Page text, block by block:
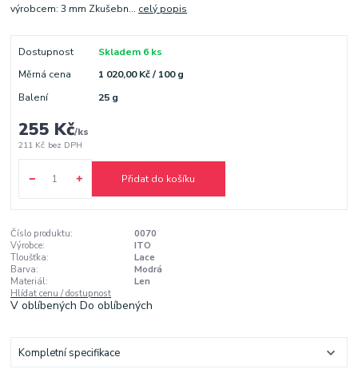
výrobcem: 3 mm Zkušebn... celý popis
Dostupnost
Skladem 6 ks
Měrná cena
1 020,00 Kč / 100 g
Balení
25 g
255 Kč/ks
211 Kč bez DPH
Přidat do košíku
Číslo produktu:
0070
Výrobce:
ITO
Tloušťka:
Lace
Barva:
Modrá
Materiál:
Len
Hlídat cenu / dostupnost
V oblíbenýchDo oblíbených
Kompletní specifikace